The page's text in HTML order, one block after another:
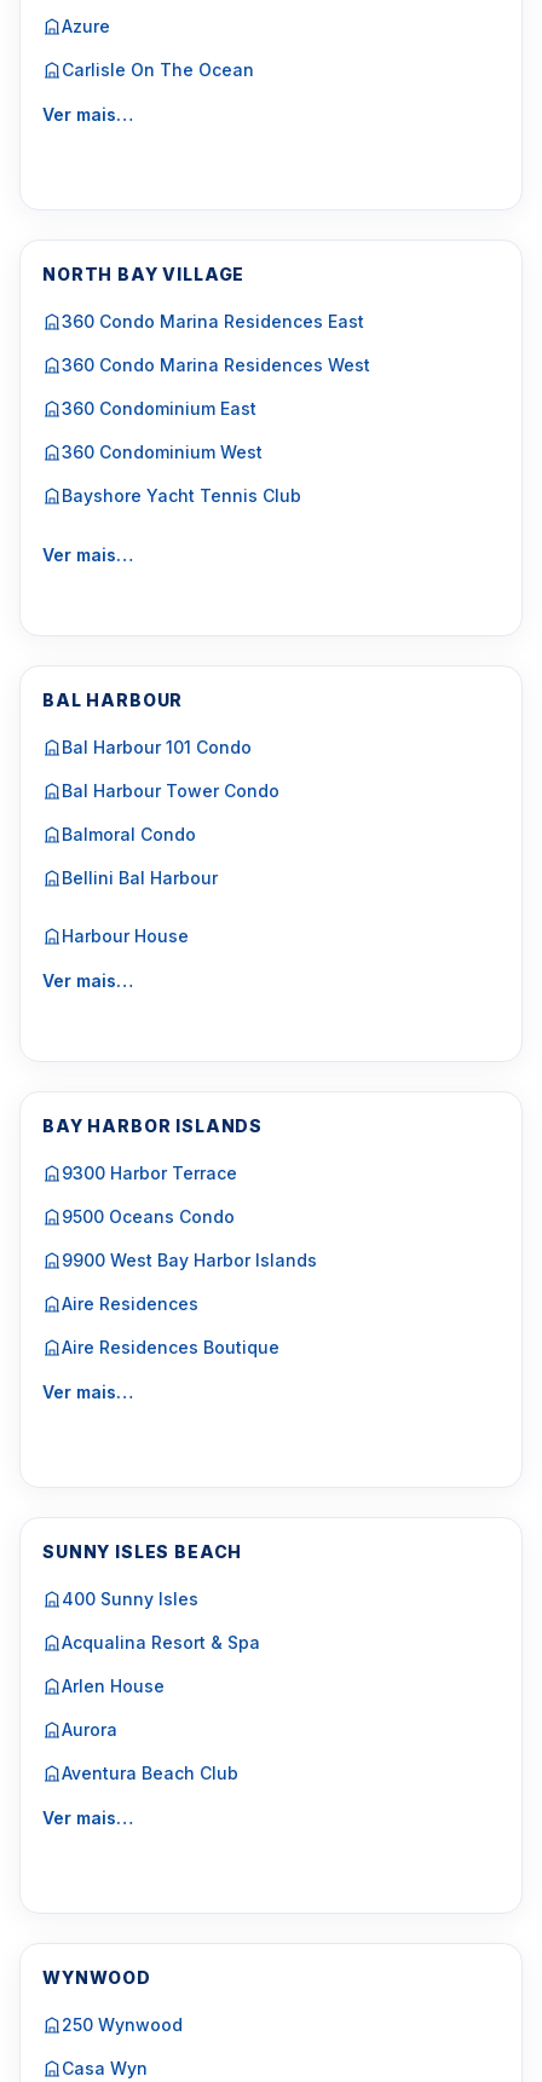
Azure
Carlisle On The Ocean
Ver mais…
NORTH BAY VILLAGE
360 Condo Marina Residences East
360 Condo Marina Residences West
360 Condominium East
360 Condominium West
Bayshore Yacht Tennis Club
Ver mais…
BAL HARBOUR
Bal Harbour 101 Condo
Bal Harbour Tower Condo
Balmoral Condo
Bellini Bal Harbour
Harbour House
Ver mais…
BAY HARBOR ISLANDS
9300 Harbor Terrace
9500 Oceans Condo
9900 West Bay Harbor Islands
Aire Residences
Aire Residences Boutique
Ver mais…
SUNNY ISLES BEACH
400 Sunny Isles
Acqualina Resort & Spa
Arlen House
Aurora
Aventura Beach Club
Ver mais…
WYNWOOD
250 Wynwood
Casa Wyn